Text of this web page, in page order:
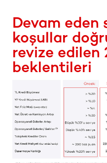
Devam eden
koşullar
revize edilen
beklentileri